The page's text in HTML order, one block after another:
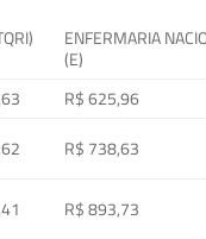
ENFERMARIA
(E)
R$ 625,96
R$ 738,63
R$ 893,73